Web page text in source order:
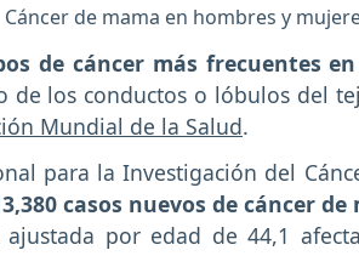
Cáncer de mama en hombres y
de cáncer más frecuentes en
de los conductos o lóbulos del
Mundial de la Salud.
para la Investigación del
casos nuevos de cáncer de
por edad de 44,1